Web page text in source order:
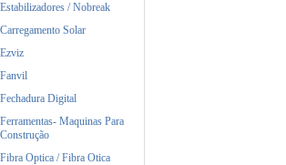
Estabilizadores / Nobreak
Carregamento Solar
Ezviz
Fanvil
Fechadura Digital
Ferramentas- Maquinas Para
Construção
Fibra Optica / Fibra Otica